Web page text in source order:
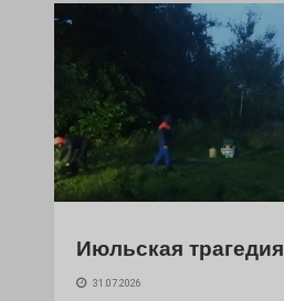
Июльская трагедия
31.07.2026